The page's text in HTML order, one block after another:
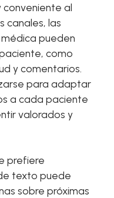
al
canales, las
pueden
como
y comentarios.
para adaptar
a cada paciente
valorados y
prefiere
texto puede
sobre próximas